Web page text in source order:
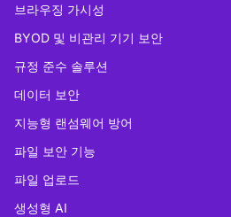
브라우징 가시성
BYOD 및 비관리 기기 보안
규정 준수 솔루션
데이터 보안
지능형 랜섬웨어 방어
파일 보안 기능
파일 업로드
생성형 AI